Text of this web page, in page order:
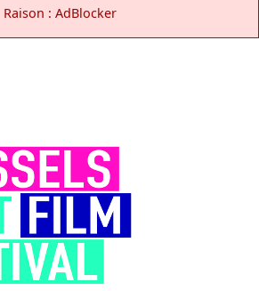
Raison : AdBlocker